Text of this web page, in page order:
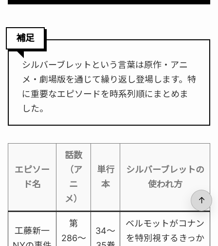
補足
シルバーブレットという言葉は原作・アニ
メ・劇場版を通じて繰り返し登場します。特
に重要なエピソードを時系列順にまとめま
した。
エピソー
ド名
話数
（ア
ニ
メ）
単行
本
シルバーブレットの
使われ方
工藤新一
第
286〜
34〜
ベルモットがコナン
を特別視するきっか
↑